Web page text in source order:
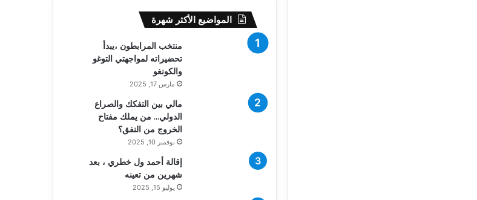
المواضيع الأكثر شهرة
منتخب المرابطون ،يبدأ
تحضيراته لمواجهتي التوغو
والكونغو
مارس 17, 2025
مالي بين التفكك والصراع
الدولي… من يملك مفتاح
الخروج من النفق؟
نوفمبر 10, 2025
إقالة أحمد ول خطري ، بعد
شهرين من تعينه
يوليو 15, 2025